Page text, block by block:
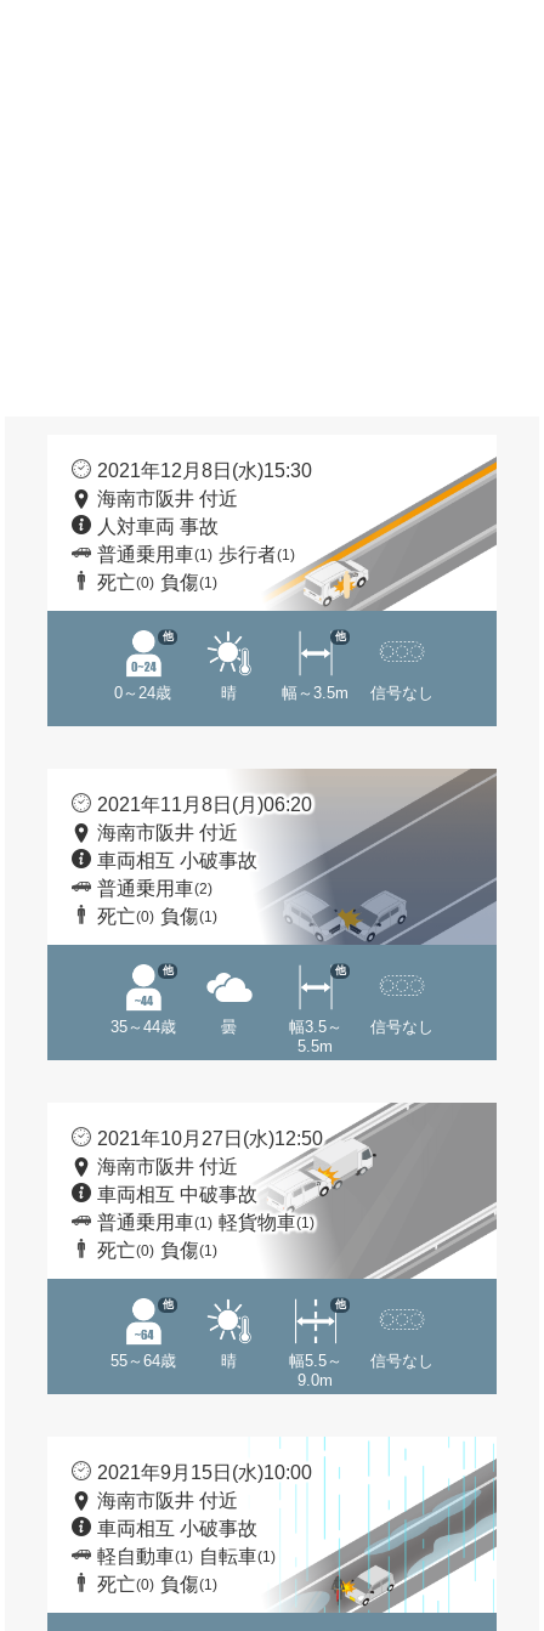
2021年12月8日(水)15:30
海南市阪井 付近
人対車両 事故
普通乗用車(1) 歩行者(1)
死亡(0) 負傷(1)
0～24歳
他
晴 幅～3.5m
他
信号なし
2021年11月8日(月)06:20
海南市阪井 付近
車両相互 小破事故
普通乗用車(2)
死亡(0) 負傷(1)
35～44歳
他
曇
幅3.5～
5.5m
他
信号なし
2021年10月27日(水)12:50
海南市阪井 付近
車両相互 中破事故
普通乗用車(1) 軽貨物車(1)
死亡(0) 負傷(1)
55～64歳
他
晴
幅5.5～
9.0m
他
信号なし
2021年9月15日(水)10:00
海南市阪井 付近
車両相互 小破事故
軽自動車(1) 自転車(1)
死亡(0) 負傷(1)